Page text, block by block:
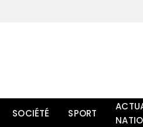
SOCIÉTÉ SPORT